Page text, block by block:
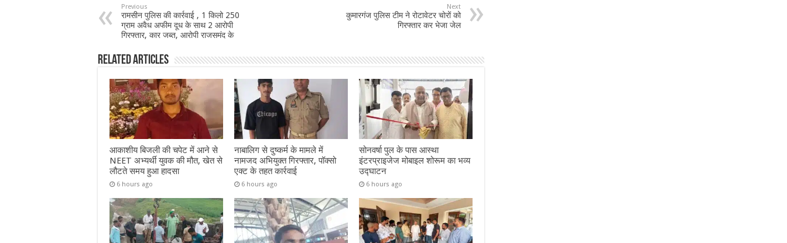
Previous
रामसीन पुलिस की कार्रवाई , 1 किलो 250
ग्राम अवैध अफीम दूध के साथ 2 आरोपी
गिरफ्तार, कार जब्त, आरोपी राजसमंद के
Next
कुमारगंज पुलिस टीम ने रोटावेटर चोरों को
गिरफ्तार कर भेजा जेल
Related Articles
आकाशीय बिजली की चपेट में आने से
NEET अभ्यर्थी युवक की मौत, खेत से
लौटते समय हुआ हादसा
6 hours ago
नाबालिग से दुष्कर्म के मामले में
नामजद अभियुक्त गिरफ्तार, पॉक्सो
एक्ट के तहत कार्रवाई
6 hours ago
सोनवर्षा पुल के पास आस्था
इंटरप्राइजेज मोबाइल शोरूम का भव्य
उद्घाटन
6 hours ago